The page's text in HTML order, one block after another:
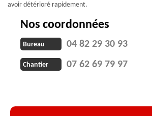
avoir détérioré rapidement.
Nos coordonnées
Bureau 04 82 29 30 93
Chantier 07 62 69 79 97